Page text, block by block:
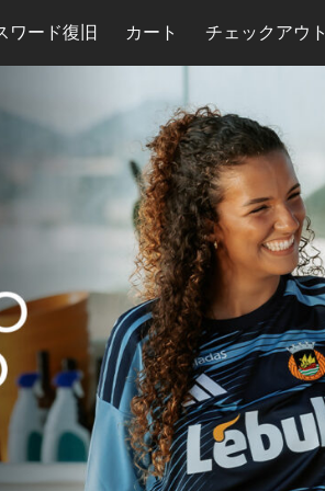
ワード復旧 カート チェックアウト